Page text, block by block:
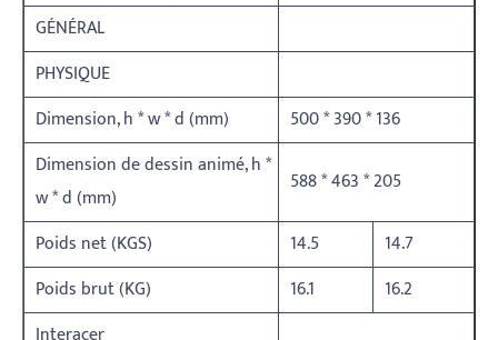
GÉNÉRAL
PHYSIQUE
Dimension, h * w * d (mm)
500 * 390 * 136
Dimension de dessin animé, h *
w * d (mm)
588 * 463 * 205
Poids net (KGS) 14.5
14.7
Poids brut (KG)
16.1
16.2